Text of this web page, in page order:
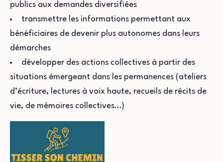
publics aux demandes diversifiées
transmettre les informations permettant aux
bénéficiaires de devenir plus autonomes dans leurs
démarches
développer des actions collectives à partir des
situations émergeant dans les permanences (ateliers
d’écriture, lectures à voix haute, recueils de récits de
vie, de mémoires collectives…)